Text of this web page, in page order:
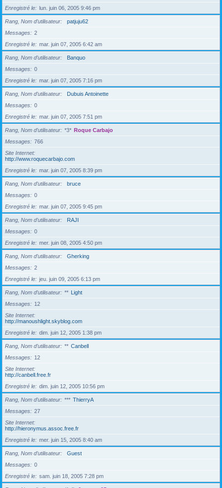
Enregistré le
lun. juin 06, 2005 9:46 pm
Rang, Nom d’utilisateur
patjuju62
Messages
2
Enregistré le
mar. juin 07, 2005 6:42 am
Rang, Nom d’utilisateur
Banquo
Messages
0
Enregistré le
mar. juin 07, 2005 7:16 pm
Rang, Nom d’utilisateur
Dubuis Antoinette
Messages
0
Enregistré le
mar. juin 07, 2005 7:51 pm
Rang, Nom d’utilisateur *3* Roque Carbajo
Messages
766
Site Internet
http://www.roquecarbajo.com
Enregistré le
mar. juin 07, 2005 8:39 pm
Rang, Nom d’utilisateur
bruce
Messages
0
Enregistré le
mar. juin 07, 2005 9:45 pm
Rang, Nom d’utilisateur
RAJI
Messages
0
Enregistré le
mer. juin 08, 2005 4:50 pm
Rang, Nom d’utilisateur
Gherking
Messages
2
Enregistré le
jeu. juin 09, 2005 6:13 pm
Rang, Nom d’utilisateur ** Light
Messages
12
Site Internet
http://manoushlight.skyblog.com
Enregistré le
dim. juin 12, 2005 1:38 pm
Rang, Nom d’utilisateur ** Canbell
Messages
12
Site Internet
http://canbell.free.fr
Enregistré le
dim. juin 12, 2005 10:56 pm
Rang, Nom d’utilisateur *** ThierryA
Messages
27
Site Internet
http://hieronymus.assoc.free.fr
Enregistré le
mer. juin 15, 2005 8:40 am
Rang, Nom d’utilisateur
Guest
Messages
0
Enregistré le
sam. juin 18, 2005 7:28 pm